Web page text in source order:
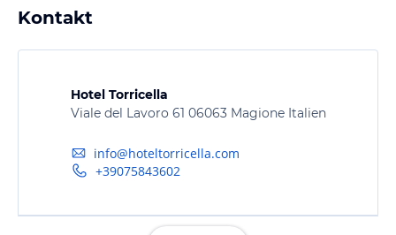
Kontakt
Hotel Torricella
Viale del Lavoro 61 06063 Magione Italien
info@hoteltorricella.com
+39075843602